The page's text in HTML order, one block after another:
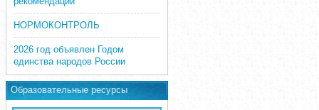
НОРМОКОНТРОЛЬ
2026 год объявлен Годом
единства народов России
Образовательные ресурсы